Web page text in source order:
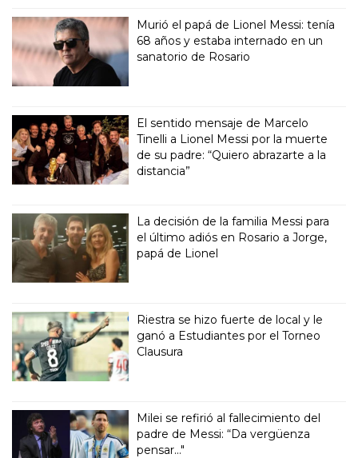
Murió el papá de Lionel Messi: tenía
68 años y estaba internado en un
sanatorio de Rosario
El sentido mensaje de Marcelo
Tinelli a Lionel Messi por la muerte
de su padre: “Quiero abrazarte a la
distancia”
La decisión de la familia Messi para
el último adiós en Rosario a Jorge,
papá de Lionel
Riestra se hizo fuerte de local y le
ganó a Estudiantes por el Torneo
Clausura
Milei se refirió al fallecimiento del
padre de Messi: “Da vergüenza
pensar..."